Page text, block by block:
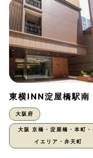
東横INN淀屋橋駅南
大阪府
大阪 京橋・淀屋橋・本町・
イエリア・弁天町